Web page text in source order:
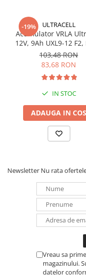
-19% ULTRACELL
Acumulator VRLA
12V, 9Ah UXL9-12 F2,
103,48 RON
83,68 RON
IN STOC
ADAUGA IN COS
Newsletter Nu rata
Vreau sa
magazinului.
datelor